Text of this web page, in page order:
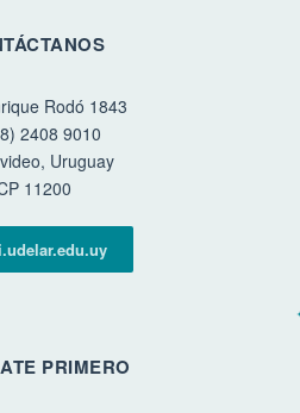
Rodó 1843
2408 9010
Uruguay
11200
PRIMERO